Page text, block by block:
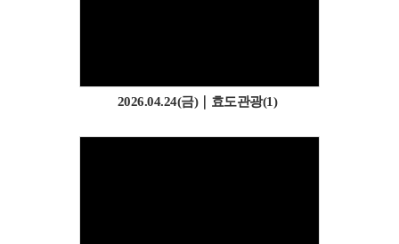
2026.04.24(금)｜효도관광(1)